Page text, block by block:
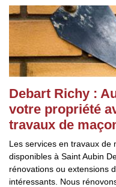
Debart Richy :
votre propriété
travaux de
Les services en travaux de
disponibles à Saint Aubin
rénovations ou extensions
intéressants. Nous